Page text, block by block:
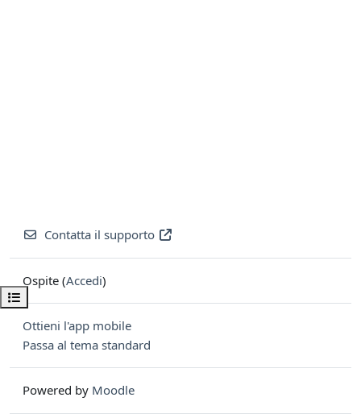
Apri indice del corso
Contatta il supporto
Ospite (Accedi)
Ottieni l'app mobile
Passa al tema standard
Powered by Moodle